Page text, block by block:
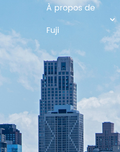
À propos de
Fuji